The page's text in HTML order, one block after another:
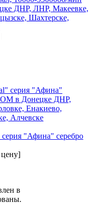
"Афина" серебро
цену]
в